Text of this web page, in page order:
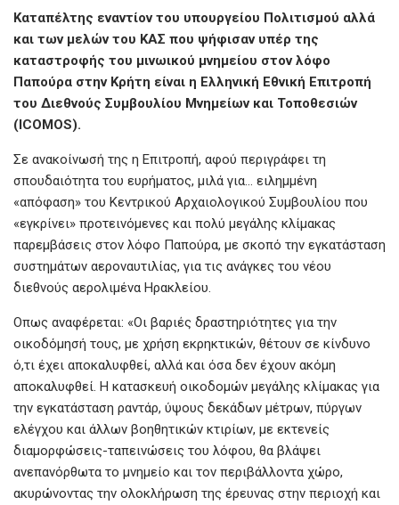
ce
b
o
o
k
tt
er
ail er at
s
A
p
se
n
g
er
Καταπέλτης εναντίον του υπουργείου Πολιτισμού αλλά
και των μελών του ΚΑΣ που ψήφισαν υπέρ της
καταστροφής του μινωικού μνημείου στον λόφο
Παπούρα στην Κρήτη είναι η Ελληνική Εθνική Επιτροπή
του Διεθνούς Συμβουλίου Μνημείων και Τοποθεσιών
(ICOMOS).
Σε ανακοίνωσή της η Επιτροπή, αφού περιγράφει τη
σπουδαιότητα του ευρήματος, μιλά για… ειλημμένη
«απόφαση» του Κεντρικού Αρχαιολογικού Συμβουλίου που
«εγκρίνει» προτεινόμενες και πολύ μεγάλης κλίμακας
παρεμβάσεις στον λόφο Παπούρα, με σκοπό την εγκατάσταση
συστημάτων αεροναυτιλίας, για τις ανάγκες του νέου
διεθνούς αερολιμένα Ηρακλείου.
Οπως αναφέρεται: «Οι βαριές δραστηριότητες για την
οικοδόμησή τους, με χρήση εκρηκτικών, θέτουν σε κίνδυνο
ό,τι έχει αποκαλυφθεί, αλλά και όσα δεν έχουν ακόμη
αποκαλυφθεί. Η κατασκευή οικοδομών μεγάλης κλίμακας για
την εγκατάσταση ραντάρ, ύψους δεκάδων μέτρων, πύργων
ελέγχου και άλλων βοηθητικών κτιρίων, με εκτενείς
διαμορφώσεις-ταπεινώσεις του λόφου, θα βλάψει
ανεπανόρθωτα το μνημείο και τον περιβάλλοντα χώρο,
ακυρώνοντας την ολοκλήρωση της έρευνας στην περιοχή και